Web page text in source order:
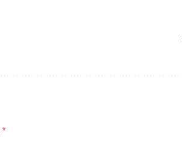
*